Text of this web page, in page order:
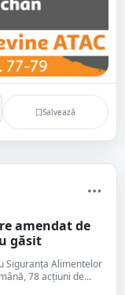
Salvează
amendat de
găsit
Siguranța Alimentelor
78 acțiuni de...